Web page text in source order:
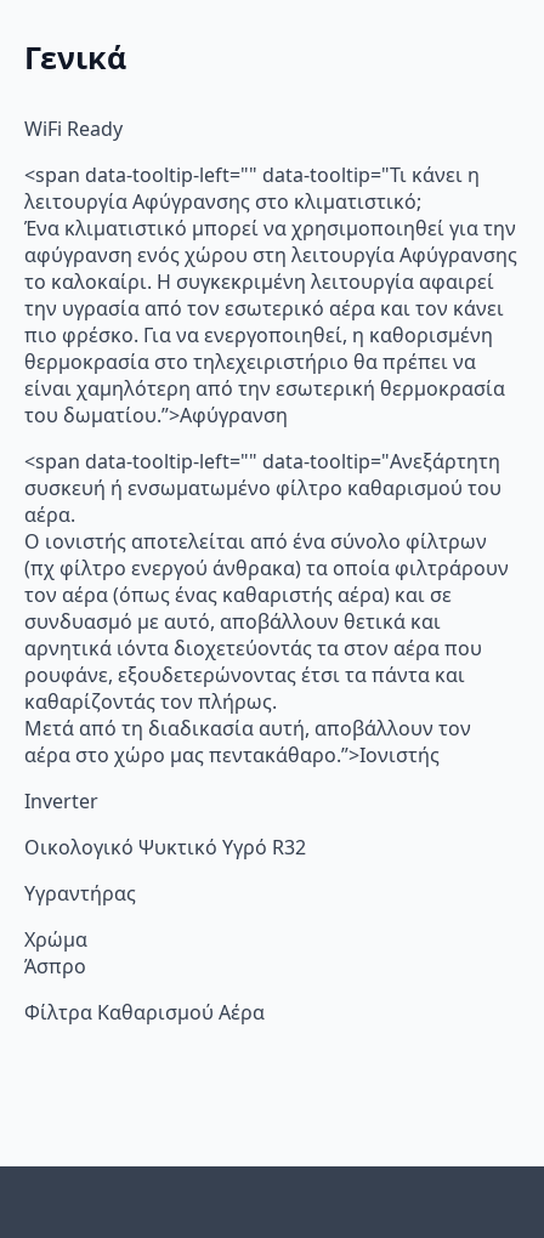
Γενικά
WiFi Ready
<span data-tooltip-left="" data-tooltip="Τι κάνει η
λειτουργία Αφύγρανσης στο κλιματιστικό;
Ένα κλιματιστικό μπορεί να χρησιμοποιηθεί για την
αφύγρανση ενός χώρου στη λειτουργία Αφύγρανσης
το καλοκαίρι. Η συγκεκριμένη λειτουργία αφαιρεί
την υγρασία από τον εσωτερικό αέρα και τον κάνει
πιο φρέσκο. Για να ενεργοποιηθεί, η καθορισμένη
θερμοκρασία στο τηλεχειριστήριο θα πρέπει να
είναι χαμηλότερη από την εσωτερική θερμοκρασία
του δωματίου.”>Αφύγρανση
<span data-tooltip-left="" data-tooltip="Ανεξάρτητη
συσκευή ή ενσωματωμένο φίλτρο καθαρισμού του
αέρα.
Ο ιονιστής αποτελείται από ένα σύνολο φίλτρων
(πχ φίλτρο ενεργού άνθρακα) τα οποία φιλτράρουν
τον αέρα (όπως ένας καθαριστής αέρα) και σε
συνδυασμό με αυτό, αποβάλλουν θετικά και
αρνητικά ιόντα διοχετεύοντάς τα στον αέρα που
ρουφάνε, εξουδετερώνοντας έτσι τα πάντα και
καθαρίζοντάς τον πλήρως.
Μετά από τη διαδικασία αυτή, αποβάλλουν τον
αέρα στο χώρο μας πεντακάθαρο.”>Ιονιστής
Inverter
Οικολογικό Ψυκτικό Υγρό R32
Υγραντήρας
Χρώμα
Άσπρο
Φίλτρα Καθαρισμού Αέρα